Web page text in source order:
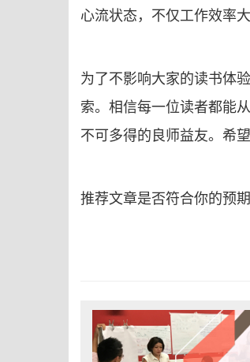
心流状态，不仅工作效率
为了不影响大家的读书体
索。相信每一位读者都能
不可多得的良师益友。希
推荐文章是否符合你的预